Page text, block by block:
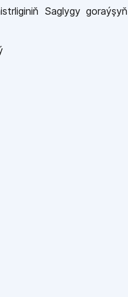
Saglygy goraýşyň